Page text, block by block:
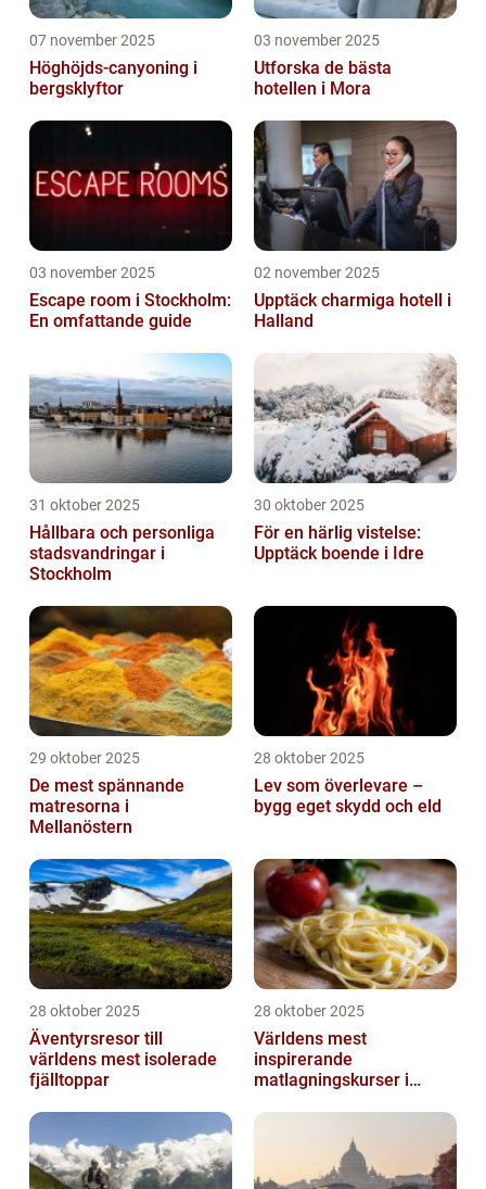
07 november 2025
Höghöjds-canyoning i
bergsklyftor
03 november 2025
Utforska de bästa
hotellen i Mora
03 november 2025
Escape room i Stockholm:
En omfattande guide
02 november 2025
Upptäck charmiga hotell i
Halland
31 oktober 2025
Hållbara och personliga
stadsvandringar i
Stockholm
30 oktober 2025
För en härlig vistelse:
Upptäck boende i Idre
29 oktober 2025
De mest spännande
matresorna i
Mellanöstern
28 oktober 2025
Lev som överlevare –
bygg eget skydd och eld
28 oktober 2025
Äventyrsresor till
världens mest isolerade
fjälltoppar
28 oktober 2025
Världens mest
inspirerande
matlagningskurser i